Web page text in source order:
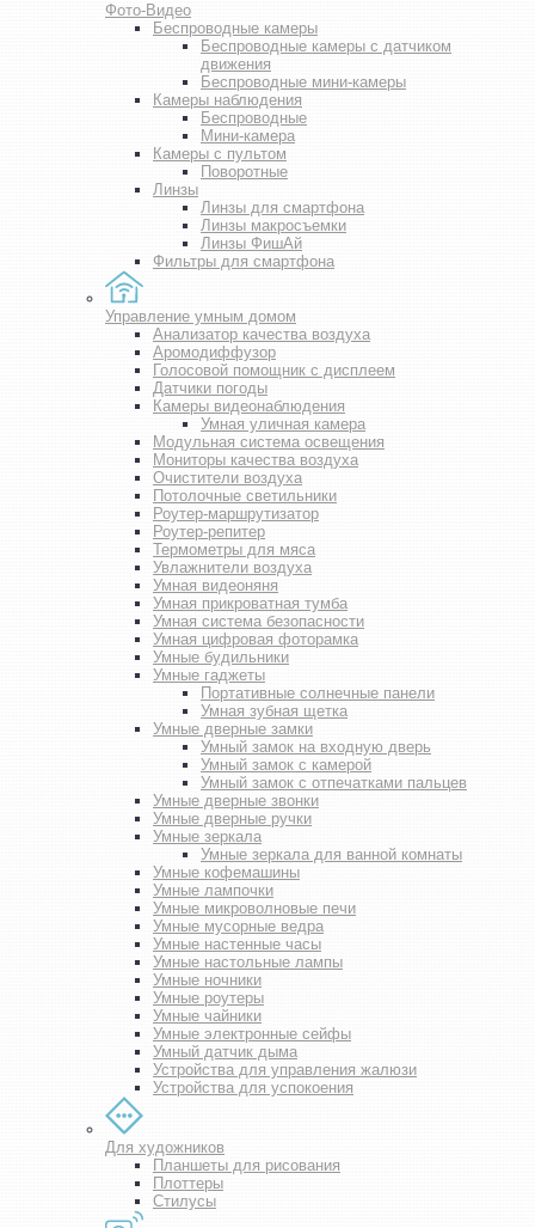
Фото-Видео
Беспроводные камеры
Беспроводные камеры с датчиком
движения
Беспроводные мини-камеры
Камеры наблюдения
Беспроводные
Мини-камера
Камеры с пультом
Поворотные
Линзы
Линзы для смартфона
Линзы макросъемки
Линзы ФишАй
Фильтры для смартфона
Управление умным домом
Анализатор качества воздуха
Аромодиффузор
Голосовой помощник с дисплеем
Датчики погоды
Камеры видеонаблюдения
Умная уличная камера
Модульная система освещения
Мониторы качества воздуха
Очистители воздуха
Потолочные светильники
Роутер-маршрутизатор
Роутер-репитер
Термометры для мяса
Увлажнители воздуха
Умная видеоняня
Умная прикроватная тумба
Умная система безопасности
Умная цифровая фоторамка
Умные будильники
Умные гаджеты
Портативные солнечные панели
Умная зубная щетка
Умные дверные замки
Умный замок на входную дверь
Умный замок с камерой
Умный замок с отпечатками пальцев
Умные дверные звонки
Умные дверные ручки
Умные зеркала
Умные зеркала для ванной комнаты
Умные кофемашины
Умные лампочки
Умные микроволновые печи
Умные мусорные ведра
Умные настенные часы
Умные настольные лампы
Умные ночники
Умные роутеры
Умные чайники
Умные электронные сейфы
Умный датчик дыма
Устройства для управления жалюзи
Устройства для успокоения
Для художников
Планшеты для рисования
Плоттеры
Стилусы